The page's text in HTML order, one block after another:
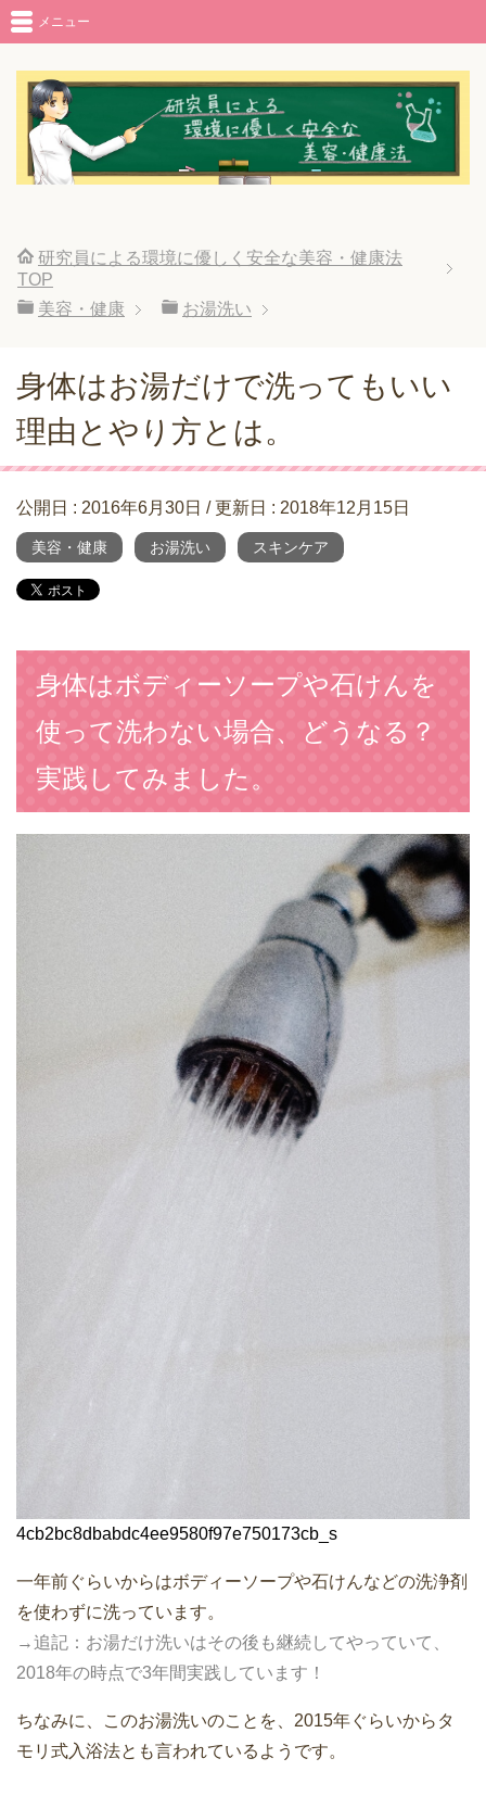
メニュー
研究員による環境に優しく安全な美容・健康法
TOP
美容・健康
お湯洗い
身体はお湯だけで洗ってもいい
理由とやり方とは。
公開日 : 2016年6月30日 / 更新日 : 2018年12月15日
美容・健康 お湯洗い スキンケア
身体はボディーソープや石けんを
使って洗わない場合、どうなる？
実践してみました。
4cb2bc8dbabdc4ee9580f97e750173cb_s
一年前ぐらいからはボディーソープや石けんなどの洗浄剤
を使わずに洗っています。
→追記：お湯だけ洗いはその後も継続してやっていて、
2018年の時点で3年間実践しています！
ちなみに、このお湯洗いのことを、2015年ぐらいからタ
モリ式入浴法とも言われているようです。